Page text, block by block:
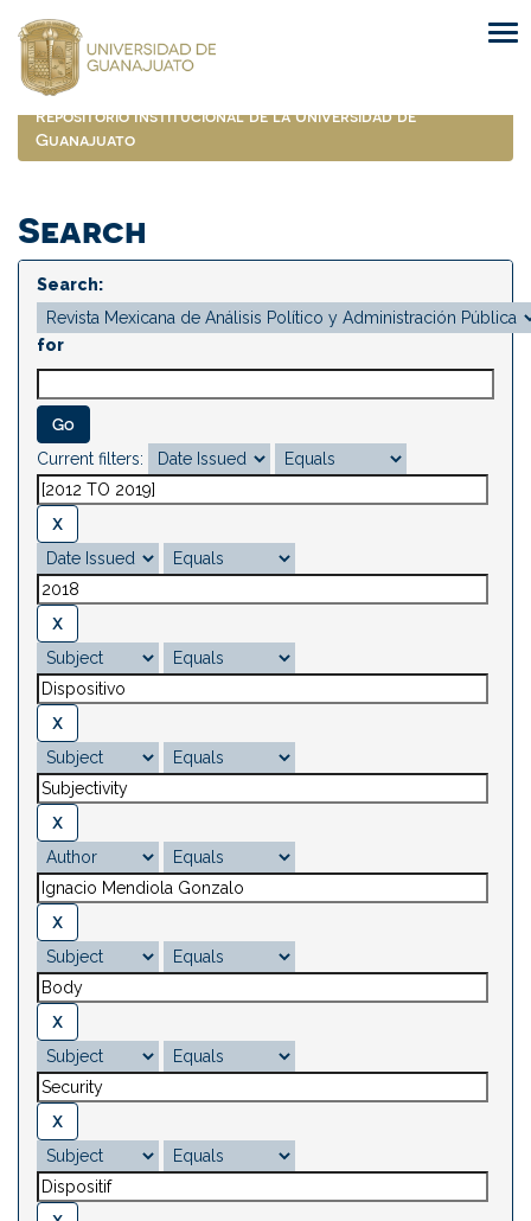
navigation
Repositorio Institucional de la Universidad de
Guanajuato
Search
Search:
for
Current filters: